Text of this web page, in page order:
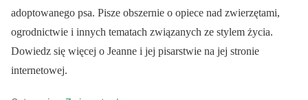
adoptowanego psa. Pisze obszernie o opiece nad zwierzętami,
ogrodnictwie i innych tematach związanych ze stylem życia.
Dowiedz się więcej o Jeanne i jej pisarstwie na jej stronie
internetowej.